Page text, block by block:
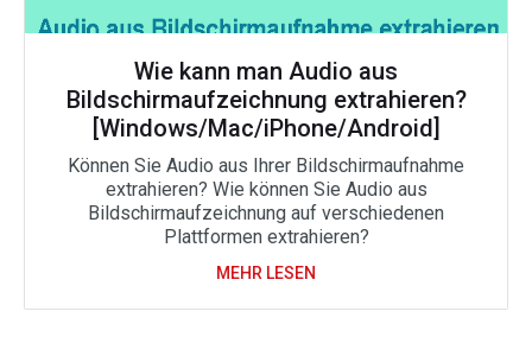
Wie kann man Audio aus
Bildschirmaufzeichnung extrahieren?
[Windows/Mac/iPhone/Android]
Können Sie Audio aus Ihrer Bildschirmaufnahme
extrahieren? Wie können Sie Audio aus
Bildschirmaufzeichnung auf verschiedenen
Plattformen extrahieren?
MEHR LESEN